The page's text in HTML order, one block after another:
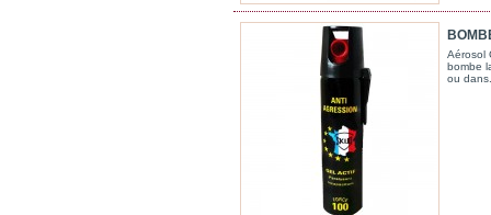
Aérosol
bombe
ou